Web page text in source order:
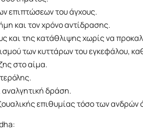
επιπτώσεων του άγχους.
και τον χρόνο αντίδρασης.
και της κατάθλιψης χωρίς να
των κυττάρων του εγκεφάλου,
στο αίμα.
δράση.
επιθυμίας τόσο των ανδρών